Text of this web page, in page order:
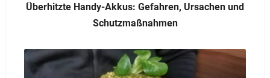
Überhitzte Handy-Akkus: Gefahren, Ursachen und
Schutzmaßnahmen